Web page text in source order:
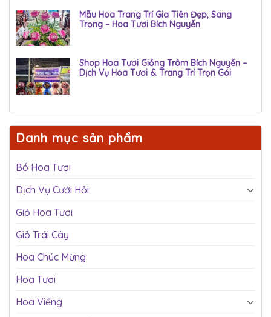
Mẫu Hoa Trang Trí Gia Tiên Đẹp, Sang
Trọng – Hoa Tươi Bích Nguyễn
Shop Hoa Tươi Giồng Trôm Bích Nguyễn –
Dịch Vụ Hoa Tươi & Trang Trí Trọn Gói
Danh mục sản phẩm
Bó Hoa Tươi
Dịch Vụ Cưới Hỏi
Giỏ Hoa Tươi
Giỏ Trái Cây
Hoa Chúc Mừng
Hoa Tươi
Hoa Viếng